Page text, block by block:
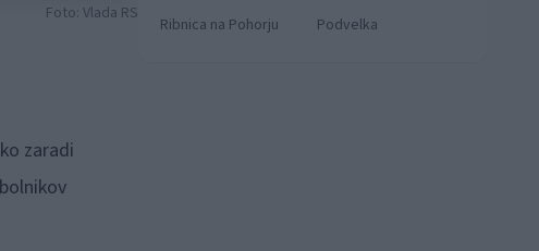
Foto: Vlada RS
zaradi
Ribnica na Pohorju
Podvelka